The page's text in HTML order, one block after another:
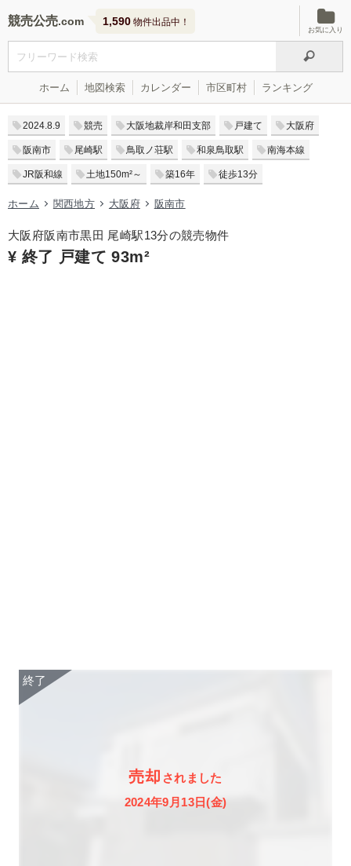
競売公売 1,590 物件出品中！
お気に入り
ホーム 地図検索 カレンダー 市区町村 ランキング
2024.8.9 競売 大阪地裁岸和田支部 戸建て 大阪府
阪南市 尾崎駅 鳥取ノ荘駅 和泉鳥取駅 南海本線
JR阪和線 土地150m²～ 築16年 徒歩13分
ホーム 関西地方 大阪府 阪南市
大阪府阪南市黒田 尾崎駅13分の競売物件
¥ 終了 戸建て 93m²
売却 されました
2024年9月13日(金)